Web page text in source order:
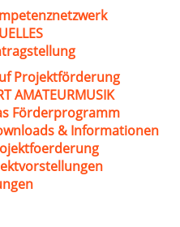
Projektförderung
AMATEURMUSIK
Förderprogramm
& Informationen